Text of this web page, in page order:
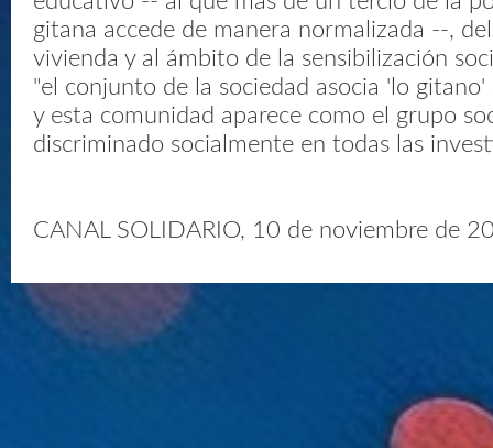
gitana accede de manera normalizada --,
vivienda y al ámbito de la sensibilización
"el conjunto de la sociedad asocia 'lo
y esta comunidad aparece como el grupo
discriminado socialmente en todas las
CANAL SOLIDARIO, 10 de noviembre de